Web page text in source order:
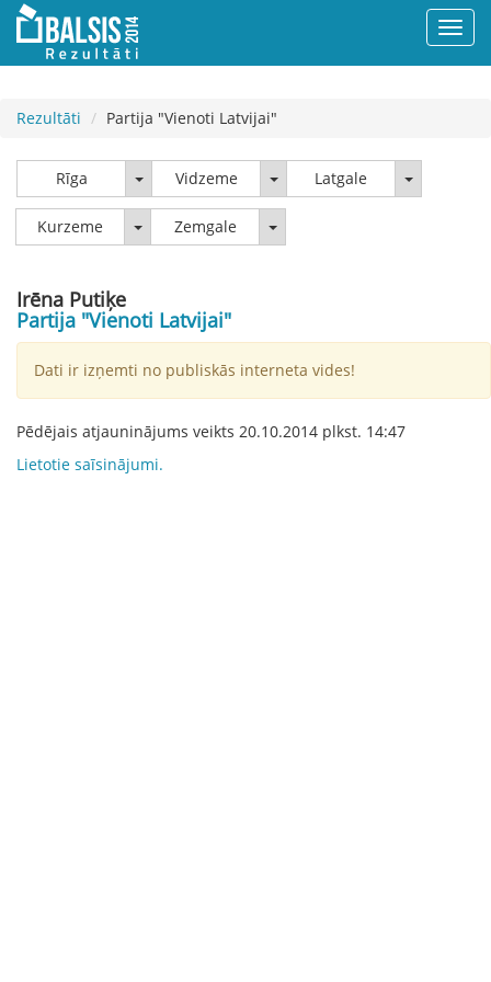
Rezultāti Partija "Vienoti Latvijai"
Rīga Rīga Vidzeme VidzemeLatgale Latgale
Kurzeme KurzemeZemgale Zemgale
Irēna Putiķe
Partija "Vienoti Latvijai"
Dati ir izņemti no publiskās interneta vides!
Pēdējais atjauninājums veikts 20.10.2014 plkst. 14:47
Lietotie saīsinājumi.